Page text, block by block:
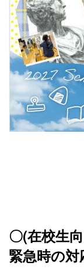
〇(在校生
緊急時の